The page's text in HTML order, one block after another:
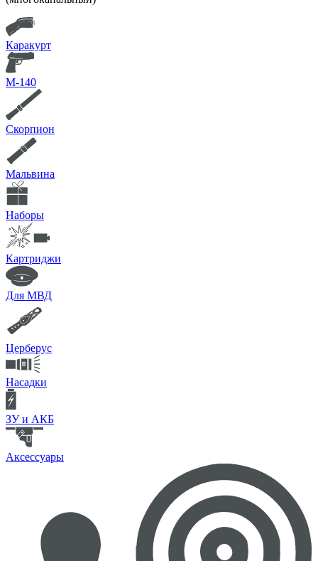
Каракурт
М-140
Скорпион
Мальвина
Наборы
Картриджи
Для МВД
Церберус
Насадки
ЗУ и АКБ
Аксессуары